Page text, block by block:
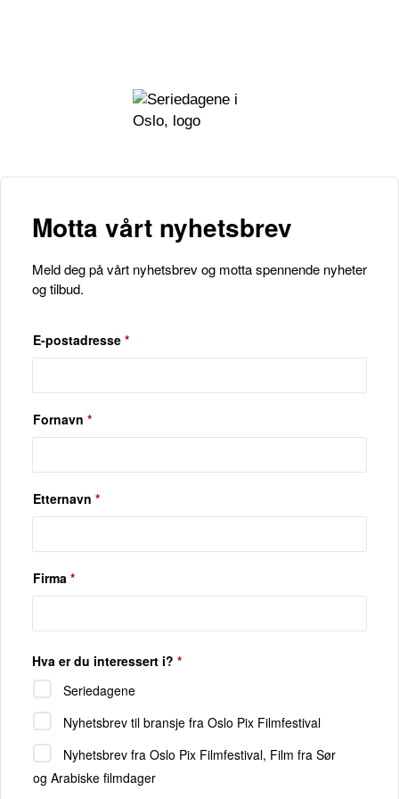
Motta vårt nyhetsbrev
Meld deg på vårt nyhetsbrev og motta spennende nyheter
og tilbud.
E-postadresse *
Fornavn *
Etternavn *
Firma *
Hva er du interessert i? *
Seriedagene
Nyhetsbrev til bransje fra Oslo Pix Filmfestival
og Arabiske filmdager